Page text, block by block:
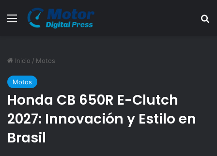
Menú
Inicio / Motos
Motos
Honda CB 650R E-Clutch
2027: Innovación y Estilo en
Brasil